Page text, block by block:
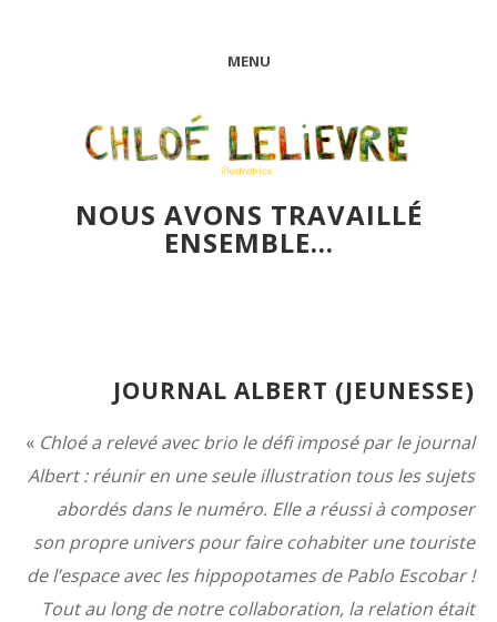
MENU
NOUS AVONS TRAVAILLÉ
ENSEMBLE…
JOURNAL ALBERT (JEUNESSE)
« Chloé a relevé avec brio le défi imposé par le journal
Albert : réunir en une seule illustration tous les sujets
abordés dans le numéro. Elle a réussi à composer
son propre univers pour faire cohabiter une touriste
de l’espace avec les hippopotames de Pablo Escobar !
Tout au long de notre collaboration, la relation était